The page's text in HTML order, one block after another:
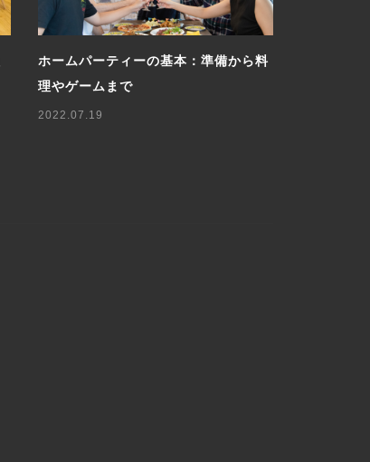
ホームパーティーの基本：準備から料
理やゲームまで
2022.07.19